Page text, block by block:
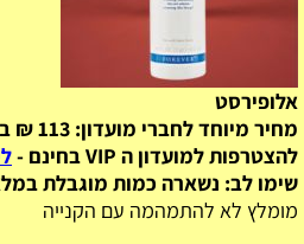
אלופירסט
מחיר מיוחד לחברי מועדון: 113 ₪ בלבד
להצטרפות למועדון ה VIP בחינם -
שימו לב: נשארה כמות מוגבלת
מומלץ לא להתמהמה עם הקנייה